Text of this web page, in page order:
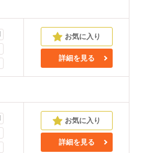
詳細を見る
詳細を見る